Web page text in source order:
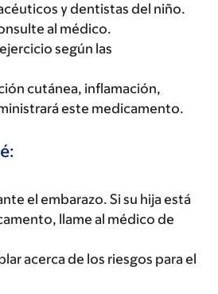
y dentistas del niño.
al médico.
según las
cutánea, inflamación,
este medicamento.
el embarazo. Si su hija está
llame al médico de
acerca de los riesgos para el